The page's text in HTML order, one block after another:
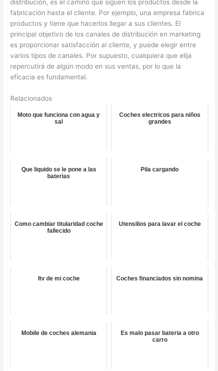
distribución, es el camino que siguen los productos desde la
fabricación hasta el cliente. Por ejemplo, una empresa fabrica
productos y tiene que hacerlos llegar a sus clientes. El
principal objetivo de los canales de distribución en marketing
es proporcionar satisfacción al cliente, y puede elegir entre
varios tipos de canales. Por supuesto, cualquiera que elija
repercutirá de algún modo en sus ventas, por lo que la
eficacia es fundamental.
Relacionados
Moto que funciona con agua y
sal
Coches electricos para niños
grandes
Que liquido se le pone a las
baterias
Pila cargando
Como cambiar titularidad coche
fallecido
Utensilios para lavar el coche
Itv de mi coche Coches financiados sin nomina
Mobile de coches alemania
Es malo pasar bateria a otro
carro